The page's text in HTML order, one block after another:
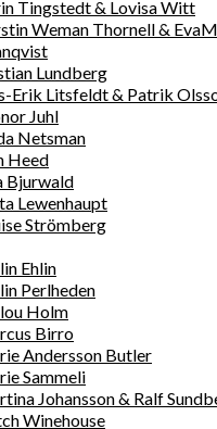
Tingstedt & Lovisa Witt
Weman Thornell &
Lundberg
Erik Litsfeldt & Patrik
Juhl
Netsman
Heed
Bjurwald
Lewenhaupt
Strömberg
Ehlin
Perlheden
Holm
Birro
Andersson Butler
Sammeli
Johansson & Ralf
Winehouse